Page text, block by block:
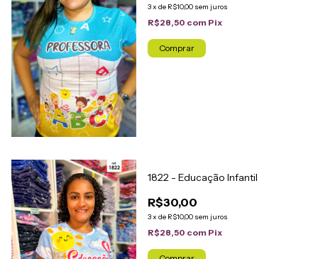
3x de R$10,00 sem juros
R$28,50 com Pix
Comprar
1822 - Educação Infantil
R$30,00
3x de R$10,00 sem juros
R$28,50 com Pix